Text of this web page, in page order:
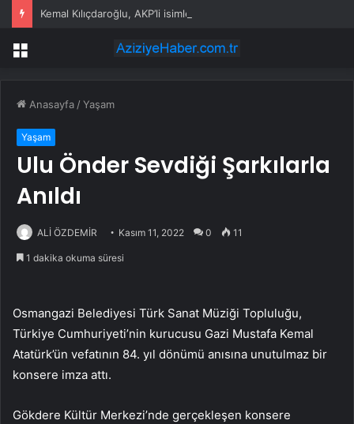
Kemal Kılıçdaroğlu, AKP’li isimle birlikte nikah şahitliği yaptı
Menü
Anasayfa /Yaşam
Yaşam
Ulu Önder Sevdiği Şarkılarla
Anıldı
ALİ ÖZDEMİR Kasım 11, 2022 0 11
1 dakika okuma süresi
Osmangazi Belediyesi Türk Sanat Müziği Topluluğu,
Türkiye Cumhuriyeti’nin kurucusu Gazi Mustafa Kemal
Atatürk’ün vefatının 84. yıl dönümü anısına unutulmaz bir
konsere imza attı.
Gökdere Kültür Merkezi’nde gerçekleşen konsere